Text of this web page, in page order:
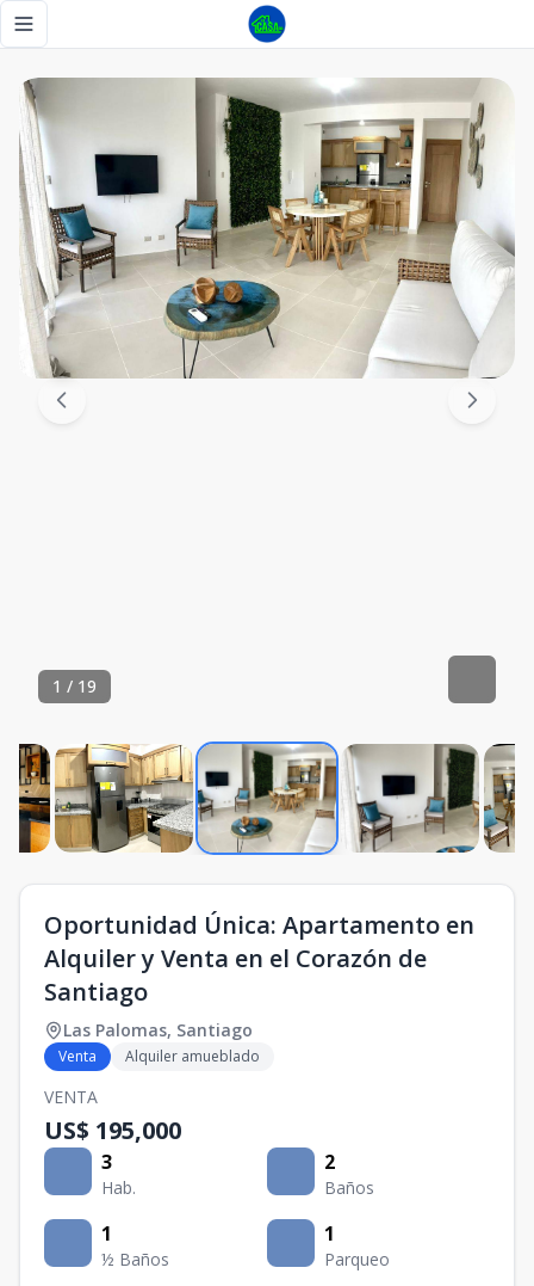
Toggle navigation menu
1 / 19
Oportunidad Única: Apartamento en
Alquiler y Venta en el Corazón de
Santiago
Las Palomas, Santiago
Venta Alquiler amueblado
VENTA
US$ 195,000
3
Hab.
2
Baños
1
½ Baños
1
Parqueo
Oportunidad Única: Apartamento en Alquiler y Venta en el